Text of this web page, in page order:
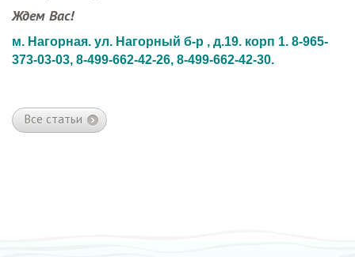
Ждем Вас!
м. Нагорная. ул. Нагорный б-р , д.19. корп 1. 8-965-
373-03-03, 8-499-662-42-26, 8-499-662-42-30.
Все статьи